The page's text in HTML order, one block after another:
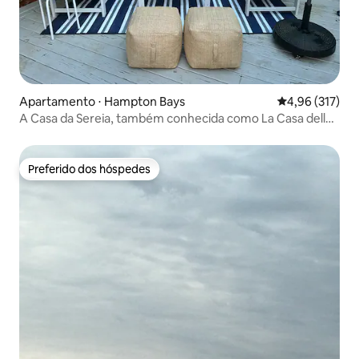
Apartamento ⋅ Hampton Bays 4,96 de uma
4,96 (317)
A Casa da Sereia, também conhecida como La Casa della
Preferido dos hóspedes
Preferido dos hóspedes